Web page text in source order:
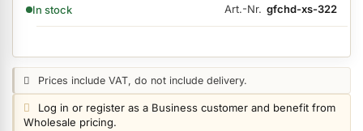
Hygiene anzeigen
AVAILABILITY:
In stock Art.-Nr. gfchd-xs-322
Price notice:
Prices include VAT, do not include delivery.
Login notice:
Log in or register as a Business customer and benefit from
Wholesale pricing.